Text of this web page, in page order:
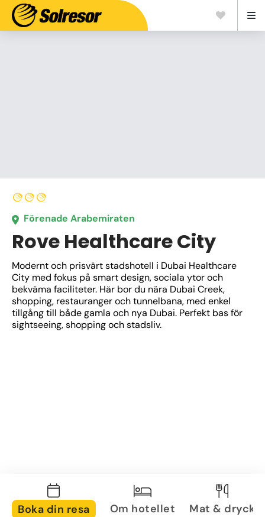
Förenade Arabemiraten
Rove Healthcare City
Modernt och prisvärt stadshotell i Dubai Healthcare
City med fokus på smart design, sociala ytor och
bekväma faciliteter. Här bor du nära Dubai Creek,
shopping, restauranger och tunnelbana, med enkel
tillgång till både gamla och nya Dubai. Perfekt bas för
sightseeing, shopping och stadsliv.
Boka din resa Om hotellet Mat & dryck